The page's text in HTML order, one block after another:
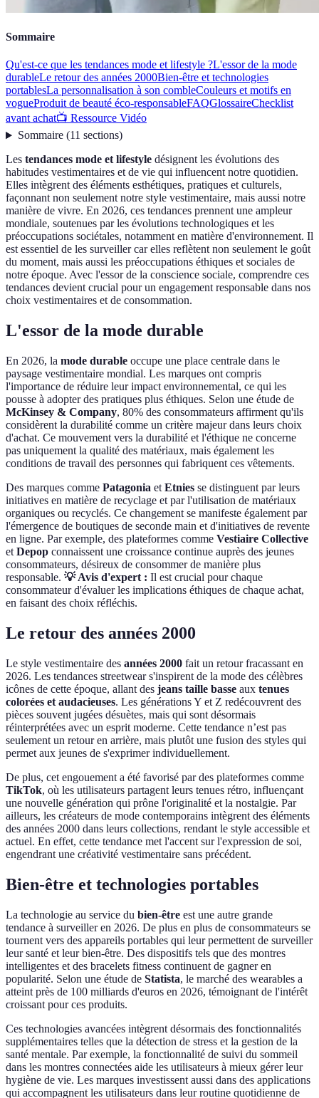
Sommaire
Qu'est-ce que les tendances mode et lifestyle ?L'essor de la mode
durableLe retour des années 2000Bien-être et technologies
portablesLa personnalisation à son combleCouleurs et motifs en
vogueProduit de beauté éco-responsableFAQGlossaireChecklist
avant achat📺 Ressource Vidéo
Sommaire(11 sections)
Les tendances mode et lifestyle désignent les évolutions des
habitudes vestimentaires et de vie qui influencent notre quotidien.
Elles intègrent des éléments esthétiques, pratiques et culturels,
façonnant non seulement notre style vestimentaire, mais aussi notre
manière de vivre. En 2026, ces tendances prennent une ampleur
mondiale, soutenues par les évolutions technologiques et les
préoccupations sociétales, notamment en matière d'environnement. Il
est essentiel de les surveiller car elles reflètent non seulement le goût
du moment, mais aussi les préoccupations éthiques et sociales de
notre époque. Avec l'essor de la conscience sociale, comprendre ces
tendances devient crucial pour un engagement responsable dans nos
choix vestimentaires et de consommation.
L'essor de la mode durable
En 2026, la mode durable occupe une place centrale dans le
paysage vestimentaire mondial. Les marques ont compris
l'importance de réduire leur impact environnemental, ce qui les
pousse à adopter des pratiques plus éthiques. Selon une étude de
McKinsey & Company, 80% des consommateurs affirment qu'ils
considèrent la durabilité comme un critère majeur dans leurs choix
d'achat. Ce mouvement vers la durabilité et l'éthique ne concerne
pas uniquement la qualité des matériaux, mais également les
conditions de travail des personnes qui fabriquent ces vêtements.
Des marques comme Patagonia et Etnies se distinguent par leurs
initiatives en matière de recyclage et par l'utilisation de matériaux
organiques ou recyclés. Ce changement se manifeste également par
l'émergence de boutiques de seconde main et d'initiatives de revente
en ligne. Par exemple, des plateformes comme Vestiaire Collective
et Depop connaissent une croissance continue auprès des jeunes
consommateurs, désireux de consommer de manière plus
responsable. 💡 Avis d'expert : Il est crucial pour chaque
consommateur d'évaluer les implications éthiques de chaque achat,
en faisant des choix réfléchis.
Le retour des années 2000
Le style vestimentaire des années 2000 fait un retour fracassant en
2026. Les tendances streetwear s'inspirent de la mode des célèbres
icônes de cette époque, allant des jeans taille basse aux tenues
colorées et audacieuses. Les générations Y et Z redécouvrent des
pièces souvent jugées désuètes, mais qui sont désormais
réinterprétées avec un esprit moderne. Cette tendance n’est pas
seulement un retour en arrière, mais plutôt une fusion des styles qui
permet aux jeunes de s'exprimer individuellement.
De plus, cet engouement a été favorisé par des plateformes comme
TikTok, où les utilisateurs partagent leurs tenues rétro, influençant
une nouvelle génération qui prône l'originalité et la nostalgie. Par
ailleurs, les créateurs de mode contemporains intègrent des éléments
des années 2000 dans leurs collections, rendant le style accessible et
actuel. En effet, cette tendance met l'accent sur l'expression de soi,
engendrant une créativité vestimentaire sans précédent.
Bien-être et technologies portables
La technologie au service du bien-être est une autre grande
tendance à surveiller en 2026. De plus en plus de consommateurs se
tournent vers des appareils portables qui leur permettent de surveiller
leur santé et leur bien-être. Des dispositifs tels que des montres
intelligentes et des bracelets fitness continuent de gagner en
popularité. Selon une étude de Statista, le marché des wearables a
atteint près de 100 milliards d'euros en 2026, témoignant de l'intérêt
croissant pour ces produits.
Ces technologies avancées intègrent désormais des fonctionnalités
supplémentaires telles que la détection de stress et la gestion de la
santé mentale. Par exemple, la fonctionnalité de suivi du sommeil
dans les montres connectées aide les utilisateurs à mieux gérer leur
hygiène de vie. Les marques investissent aussi dans des applications
qui accompagnent les utilisateurs dans leur routine quotidienne de